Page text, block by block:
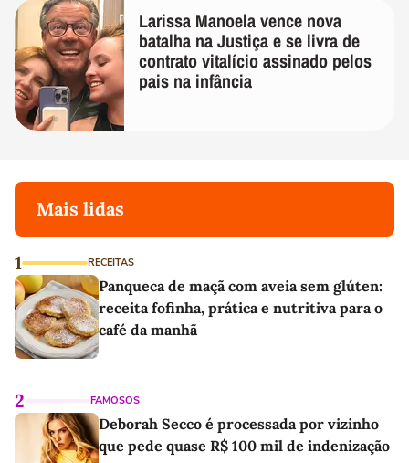
Larissa Manoela vence nova
batalha na Justiça e se livra de
contrato vitalício assinado pelos
pais na infância
Mais lidas
1 RECEITAS
Panqueca de maçã com aveia sem glúten:
receita fofinha, prática e nutritiva para o
café da manhã
2 FAMOSOS
Deborah Secco é processada por vizinho
que pede quase R$ 100 mil de indenização